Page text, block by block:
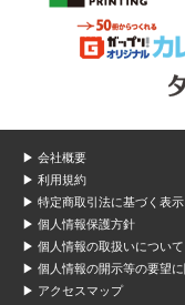
▶ 会社概要
▶ 利用規約
▶ 特定商取引法に基づく表示
▶ 個人情報保護方針
▶ 個人情報の取扱いについて
▶ 個人情報の開示等の要望
▶ アクセスマップ